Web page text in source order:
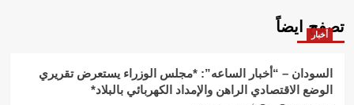
تصفح ايضاً
أخبار
السودان – “أخبار الساعه”: *مجلس الوزراء يستعرض تقريري
الوضع الاقتصادي الراهن والإمداد الكهربائي بالبلاد*